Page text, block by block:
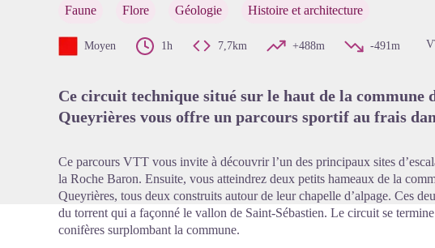
Faune Flore Géologie Histoire et architecture
Moyen 1h 7,7km +488m -491m
Ce circuit technique situé sur le haut de la commune
Queyrières vous offre un parcours sportif au frais
Ce parcours VTT vous invite à découvrir l’un des principaux sites
la Roche Baron. Ensuite, vous atteindrez deux petits hameaux de la
Queyrières, tous deux construits autour de leur chapelle d’alpage. Ces
du torrent qui a façonné le vallon de Saint-Sébastien. Le circuit se
conifères surplombant la commune.